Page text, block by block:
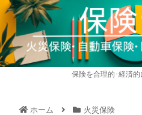
保険を合理的･経済
ホーム 火災保険